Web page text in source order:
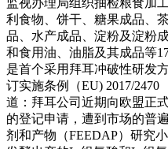
监视办理局组织抽检粮食加
利食物、饼干、糖果成品、
品、水产成品、淀粉及淀粉
和食用油、油脂及其成品等
是首个采用拜耳冲破性研发
订实施条例（EU) 2017/
道：拜耳公司近期向欧盟正
的登记申请，遭到市场的普
剂和产物（FEEDAP）研究